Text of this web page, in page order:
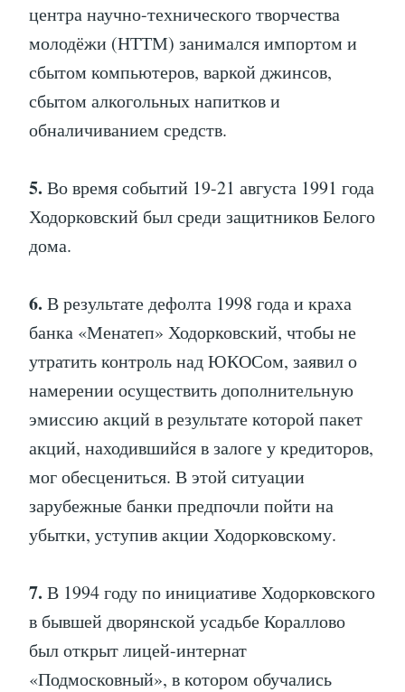
центра научно-технического творчества
молодёжи (НТТМ) занимался импортом и
сбытом компьютеров, варкой джинсов,
сбытом алкогольных напитков и
обналичиванием средств.
5. Во время событий 19-21 августа 1991 года
Ходорковский был среди защитников Белого
дома.
6. В результате дефолта 1998 года и краха
банка «Менатеп» Ходорковский, чтобы не
утратить контроль над ЮКОСом, заявил о
намерении осуществить дополнительную
эмиссию акций в результате которой пакет
акций, находившийся в залоге у кредиторов,
мог обесцениться. В этой ситуации
зарубежные банки предпочли пойти на
убытки, уступив акции Ходорковскому.
7. В 1994 году по инициативе Ходорковского
в бывшей дворянской усадьбе Кораллово
был открыт лицей-интернат
«Подмосковный», в котором обучались